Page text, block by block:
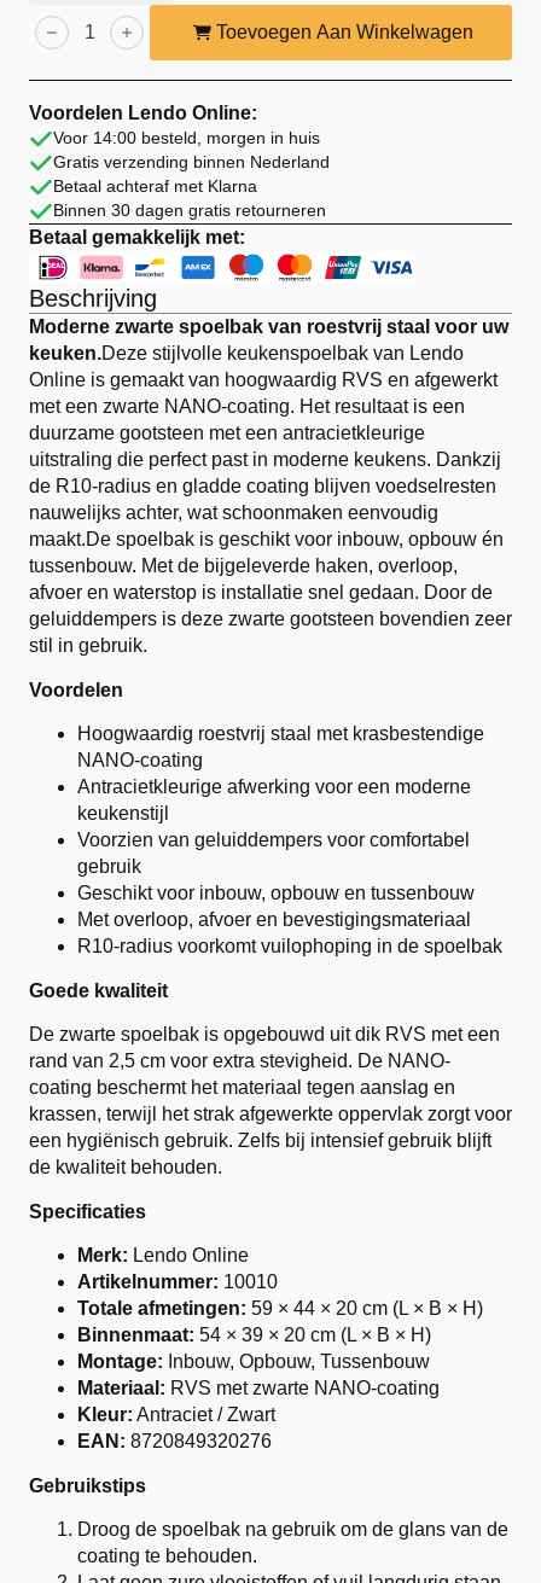
Lendo
Online
Spoelbak
Zwart
RVS
–
Inbouw
Opbouw
aantal
Toevoegen Aan Winkelwagen
Voordelen Lendo Online:
Voor 14:00 besteld, morgen in huis
Gratis verzending binnen Nederland
Betaal achteraf met Klarna
Binnen 30 dagen gratis retourneren
Betaal gemakkelijk met:
Beschrijving
Moderne zwarte spoelbak van roestvrij staal voor uw
keuken.Deze stijlvolle keukenspoelbak van Lendo
Online is gemaakt van hoogwaardig RVS en afgewerkt
met een zwarte NANO-coating. Het resultaat is een
duurzame gootsteen met een antracietkleurige
uitstraling die perfect past in moderne keukens. Dankzij
de R10-radius en gladde coating blijven voedselresten
nauwelijks achter, wat schoonmaken eenvoudig
maakt.De spoelbak is geschikt voor inbouw, opbouw én
tussenbouw. Met de bijgeleverde haken, overloop,
afvoer en waterstop is installatie snel gedaan. Door de
geluiddempers is deze zwarte gootsteen bovendien zeer
stil in gebruik.
Voordelen
Hoogwaardig roestvrij staal met krasbestendige
NANO-coating
Antracietkleurige afwerking voor een moderne
keukenstijl
Voorzien van geluiddempers voor comfortabel
gebruik
Geschikt voor inbouw, opbouw en tussenbouw
Met overloop, afvoer en bevestigingsmateriaal
R10-radius voorkomt vuilophoping in de spoelbak
Goede kwaliteit
De zwarte spoelbak is opgebouwd uit dik RVS met een
rand van 2,5 cm voor extra stevigheid. De NANO-
coating beschermt het materiaal tegen aanslag en
krassen, terwijl het strak afgewerkte oppervlak zorgt voor
een hygiënisch gebruik. Zelfs bij intensief gebruik blijft
de kwaliteit behouden.
Specificaties
Merk: Lendo Online
Artikelnummer: 10010
Totale afmetingen: 59 × 44 × 20 cm (L × B × H)
Binnenmaat: 54 × 39 × 20 cm (L × B × H)
Montage: Inbouw, Opbouw, Tussenbouw
Materiaal: RVS met zwarte NANO-coating
Kleur: Antraciet / Zwart
EAN: 8720849320276
Gebruikstips
Droog de spoelbak na gebruik om de glans van de
coating te behouden.